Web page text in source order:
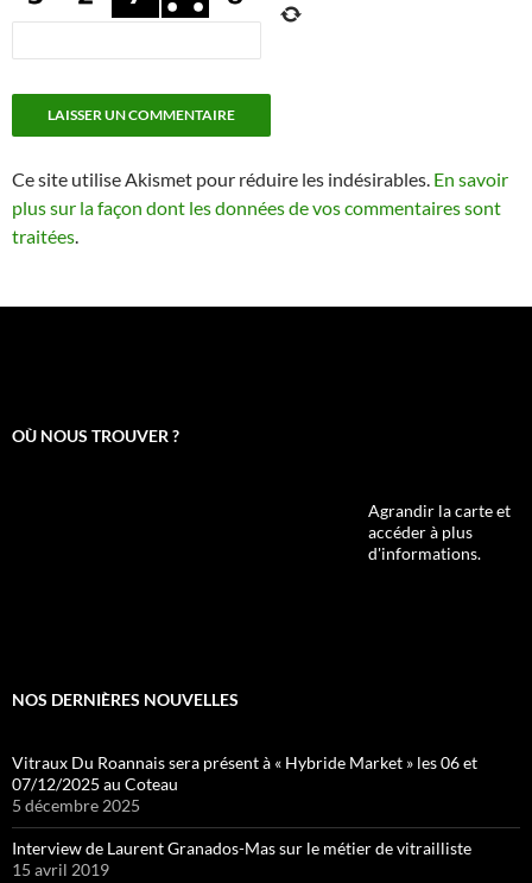
Ce site utilise Akismet pour réduire les indésirables. En savoir
plus sur la façon dont les données de vos commentaires sont
traitées
OÙ NOUS TROUVER ?
Agrandir la carte et
accéder à plus
d'informations.
NOS DERNIÈRES NOUVELLES
Vitraux Du Roannais sera présent à « Hybride Market » les 06 et
07/12/2025 au Coteau
5 décembre 2025
Interview de Laurent Granados-Mas sur le métier de vitrailliste
15 avril 2019